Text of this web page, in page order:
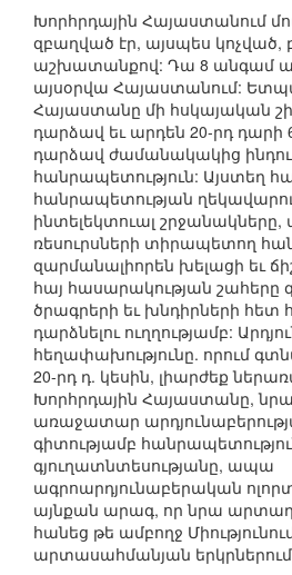
Խորհրդային Հայաստանում
զբաղված էր, այսպես կոչված,
աշխատանքով: Դա 8 անգամ
այսօրվա Հայաստանում:
Հայաստանը մի հսկայական
դարձավ եւ արդեն 20-րդ դարի
դարձավ ժամանակակից
հանրապետություն: Այստեղ
հանրապետության
ինտելեկտուալ
ռեսուրսների տիրապետող
զարմանալիորեն խելացի եւ
հայ հասարակության շահերը
ծրագրերի եւ խնդիրների հետ
դարձնելու ուղղությամբ:
հեղափախությունը. որում
20-րդ դ. կեսին, լիարժեք
Խորհրդային Հայաստանը,
առաջատար
գիտությամբ
գյուղատնտեսությանը, ապա
ագրոարդյունաբերական
այնքան արագ, որ նրա
հանեց թե ամբողջ
արտասահմանյան